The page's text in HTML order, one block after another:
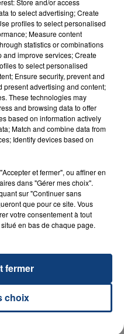
SE FAIRE
RESSORT DE LA...
la clinique qui a
présenté ses
11h38
11h38
Store and/or access
to select advertising; Create
profiles to select personalised
Measure content
statistics or combinations
and improve services; Create
to select personalised
Ensure security, prevent and
present advertising and content;
These technologies may
and browsing data to offer
based on information actively
Match and combine data from
Identify devices based on
et fermer", ou affiner en
dans "Gérer mes choix".
sur "Continuer sans
que pour ce site. Vous
votre consentement à tout
en bas de chaque page.
choix
fermer